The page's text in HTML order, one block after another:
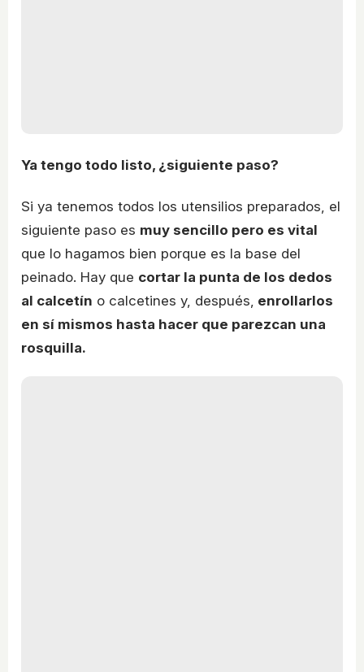
Ya tengo todo listo, ¿siguiente paso?
Si ya tenemos todos los utensilios preparados, el
siguiente paso es muy sencillo pero es vital
que lo hagamos bien porque es la base del
peinado. Hay que cortar la punta de los dedos
al calcetín o calcetines y, después, enrollarlos
en sí mismos hasta hacer que parezcan una
rosquilla.